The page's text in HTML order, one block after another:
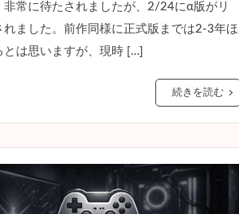
非常に待たされましたが、2/24にα版がリ
れました。前作同様に正式版までは2-3年ほ
とは思いますが、現時 […]
続きを読む